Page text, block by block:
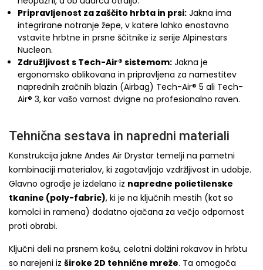
Pripravljenost za zaščito hrbta in prsi: Jakna ima
integrirane notranje žepe, v katere lahko enostavno
vstavite hrbtne in prsne ščitnike iz serije Alpinestars
Nucleon.
Združljivost s Tech-Air® sistemom: Jakna je
ergonomsko oblikovana in pripravljena za namestitev
naprednih zračnih blazin (Airbag) Tech-Air® 5 ali Tech-
Air® 3, kar vašo varnost dvigne na profesionalno raven.
Tehnična sestava in napredni materiali
Konstrukcija jakne Andes Air Drystar temelji na pametni
kombinaciji materialov, ki zagotavljajo vzdržljivost in udobje.
Glavno ogrodje je izdelano iz napredne polietilenske
tkanine (poly-fabric), ki je na ključnih mestih (kot so
komolci in ramena) dodatno ojačana za večjo odpornost
proti obrabi.
Ključni deli na prsnem košu, celotni dolžini rokavov in hrbtu
so narejeni iz široke 2D tehnične mreže. Ta omogoča